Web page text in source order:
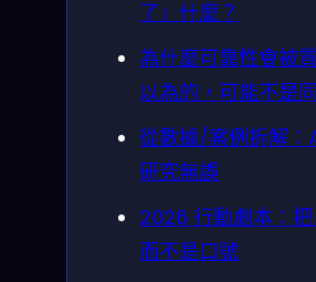
了」什麼？
為什麼可靠性會被
以為的，可能不是
從數據/案例拆解：
研究無誤
2026 行動劇本：
而不是口號